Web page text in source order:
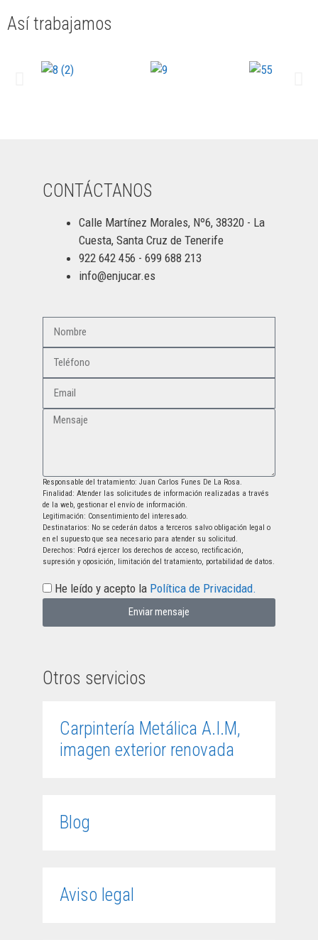
Así trabajamos
CONTÁCTANOS
Calle Martínez Morales, Nº6, 38320 - La
Cuesta, Santa Cruz de Tenerife
922 642 456 - 699 688 213
info@enjucar.es
Responsable del tratamiento: Juan Carlos Funes De La Rosa.
Finalidad: Atender las solicitudes de información realizadas a través
de la web, gestionar el envío de información.
Legitimación: Consentimiento del interesado.
Destinatarios: No se cederán datos a terceros salvo obligación legal o
en el supuesto que sea necesario para atender su solicitud.
Derechos: Podrá ejercer los derechos de acceso, rectificación,
supresión y oposición, limitación del tratamiento, portabilidad de datos.
He leído y acepto la Política de Privacidad.
Enviar mensaje
Otros servicios
Carpintería Metálica A.I.M,
imagen exterior renovada
Blog
Aviso legal